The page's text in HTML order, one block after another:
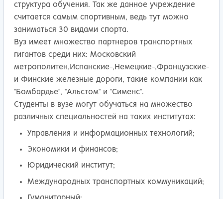
структура обучения. Так же данное учреждение
считается самым спортивным, ведь тут можно
заниматься 30 видами спорта.
Вуз имеет множество партнеров транспортных
гигантов среди них: Московский
метрополитен,Испанские-,Немецкие-,Французские-
и Финские железные дороги, такие компании как
"Бомбардье", "Альстом" и "Сименс".
Студенты в вузе могут обучаться на множество
различных специальностей на таких институтах:
Управления и информационных технологий;
Экономики и финансов;
Юридический институт;
Международных транспортных коммуникаций;